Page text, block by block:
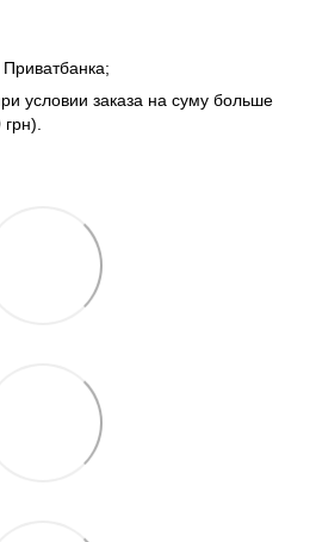
условии заказа на суму больше